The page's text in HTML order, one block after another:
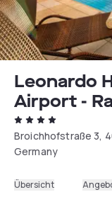
Leonardo
Airport -
Broichhofstraße 3,
Germany
Übersicht